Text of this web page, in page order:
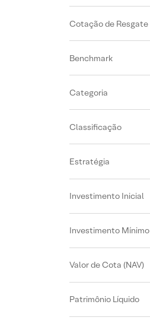
Cotação de Resgate
Benchmark
Categoria
Classificação
Estratégia
Investimento Inicial
Investimento Mínimo
Valor de Cota (NAV)
Patrimônio Líquido